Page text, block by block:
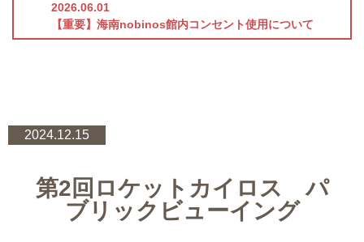
2026.06.01
【重要】海南nobinos館内コンセント使用について
2024.12.15
第2回ロケットカイロス パ
ブリックビューイング